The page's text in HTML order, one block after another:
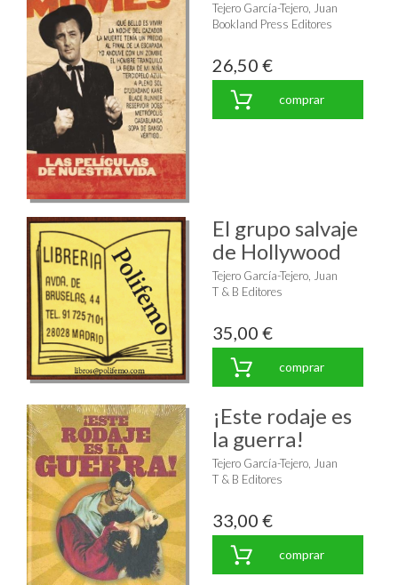
Tejero García-Tejero, Juan
Bookland Press Editores
26,50 €
comprar
El grupo salvaje
de Hollywood
Tejero García-Tejero, Juan
T & B Editores
35,00 €
comprar
¡Este rodaje es
la guerra!
Tejero García-Tejero, Juan
T & B Editores
33,00 €
comprar